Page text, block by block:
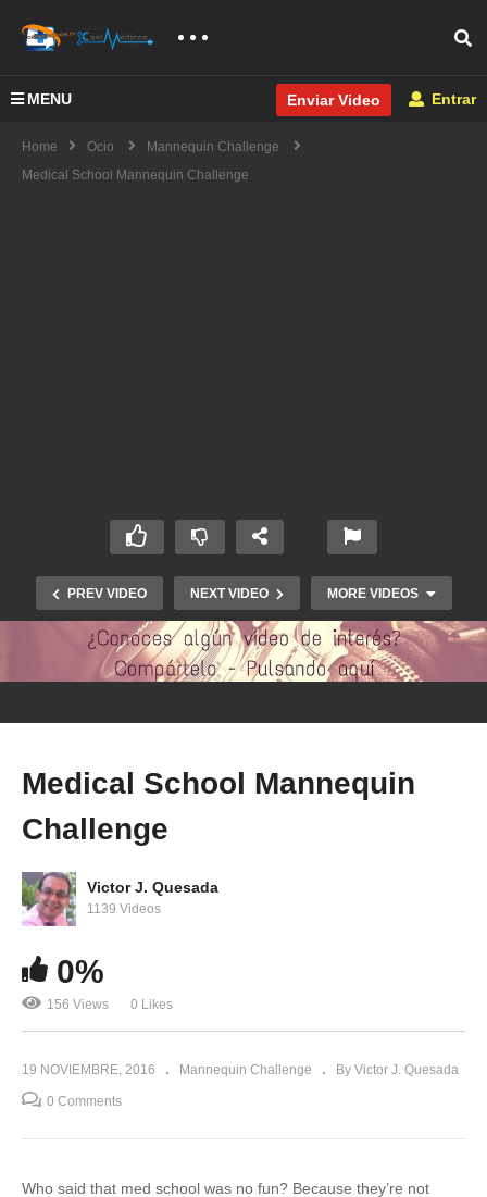
MENU Enviar Video Entrar
Home Ocio
Mannequin Challenge
Medical School Mannequin Challenge
PREV VIDEO NEXT VIDEO MORE VIDEOS
University of Colorado School of Dental
Medicine Mannequin Challenge
Medical School Mannequin
Challenge
Victor J. Quesada
1139 Videos
0%
156 Views 0 Likes
19 NOVIEMBRE, 2016 Mannequin Challenge By Victor J. Quesada
0 Comments
Who said that med school was no fun? Because they’re not